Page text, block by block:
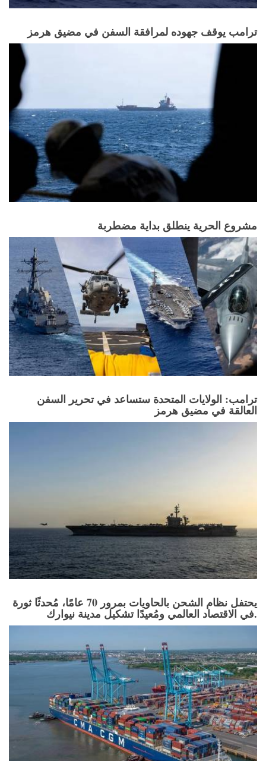
ترامب يوقف جهوده لمرافقة السفن في مضيق هرمز
مشروع الحرية ينطلق بداية مضطربة
ترامب: الولايات المتحدة ستساعد في تحرير السفن
العالقة في مضيق هرمز
يحتفل نظام الشحن بالحاويات بمرور 70 عامًا، مُحدثًا ثورة
في الاقتصاد العالمي ومُعيدًا تشكيل مدينة نيوارك.